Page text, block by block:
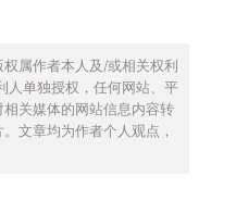
属作者本人及/或相关权利
人单独授权，任何网站、平
关媒体的网站信息内容转
文章均为作者个人观点，